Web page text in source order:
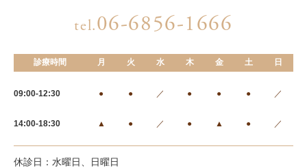
tel.06-6856-1666
診療時間 月 火 水 木 金 土 日
09:00-12:30 ● ● ／ ● ● ● ／
14:00-18:30 ▲ ● ／ ● ▲ ● ／
休診日：水曜日、日曜日